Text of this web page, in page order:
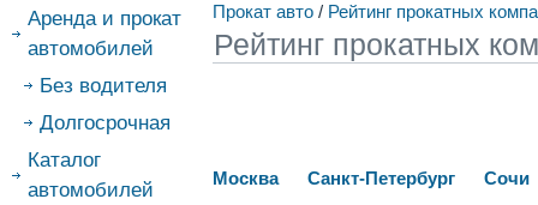
Аренда и прокат
автомобилей
Без водителя
Долгосрочная
Каталог
автомобилей
Прокат авто / Рейтинг прокатных
Рейтинг прокатных
Москва Санкт-Петербург
Сочи